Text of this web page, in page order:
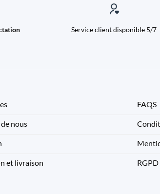
Service client disponible 5/7
nous
et livraison
FAQS
RGPD